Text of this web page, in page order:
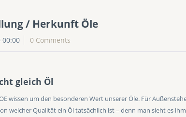
/ Herkunft Öle
00:00 0 Comments
gleich Öl
wissen um den besonderen Wert unserer Öle. Für
welcher Qualität ein Öl tatsächlich ist – denn man sieht es